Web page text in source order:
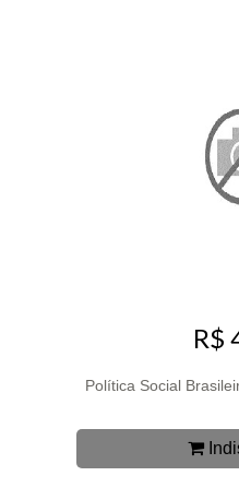
R$
Política Social